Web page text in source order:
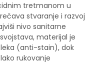
tretmanom u
stvaranje i razvoj
nivo sanitarne
materijal je
(anti-stain), dok
rukovanje